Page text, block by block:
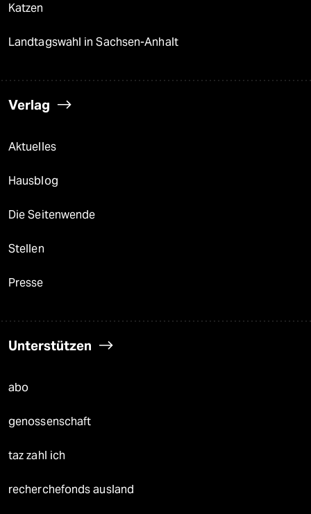
Katzen
Landtagswahl in Sachsen-Anhalt
Verlag
Aktuelles
Hausblog
Die Seitenwende
Stellen
Presse
Unterstützen
abo
genossenschaft
taz zahl ich
recherchefonds ausland